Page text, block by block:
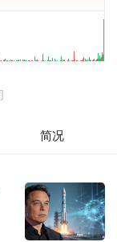
简况